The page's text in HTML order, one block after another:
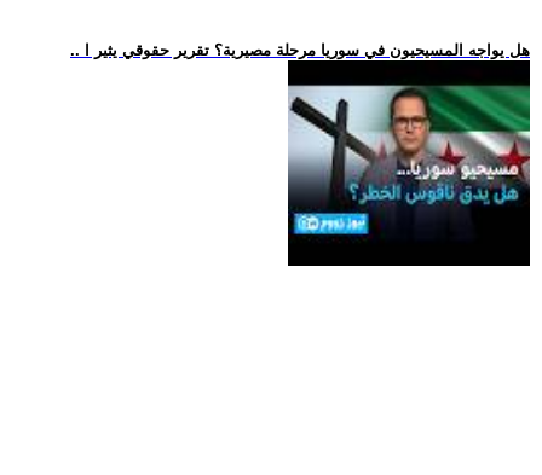
.. هل يواجه المسيحيون في سوريا مرحلة مصيرية؟ تقرير حقوقي يثير ا